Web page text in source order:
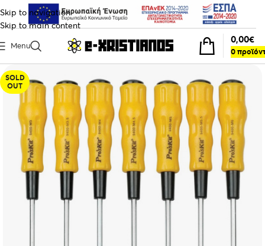
Skip to navigation
Skip to main content
Menu
0
0,00€
SOLD
OUT